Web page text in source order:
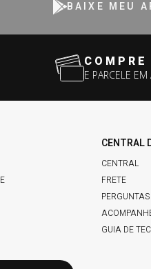
BAIXE MEU
E PARCELE EM
CENTRAL
CENTRAL
FRETE
GUIA DE